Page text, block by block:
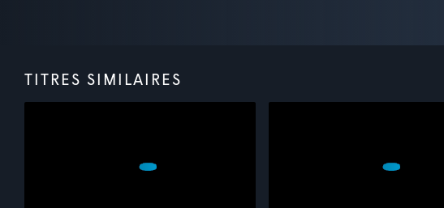
TITRES SIMILAIRES